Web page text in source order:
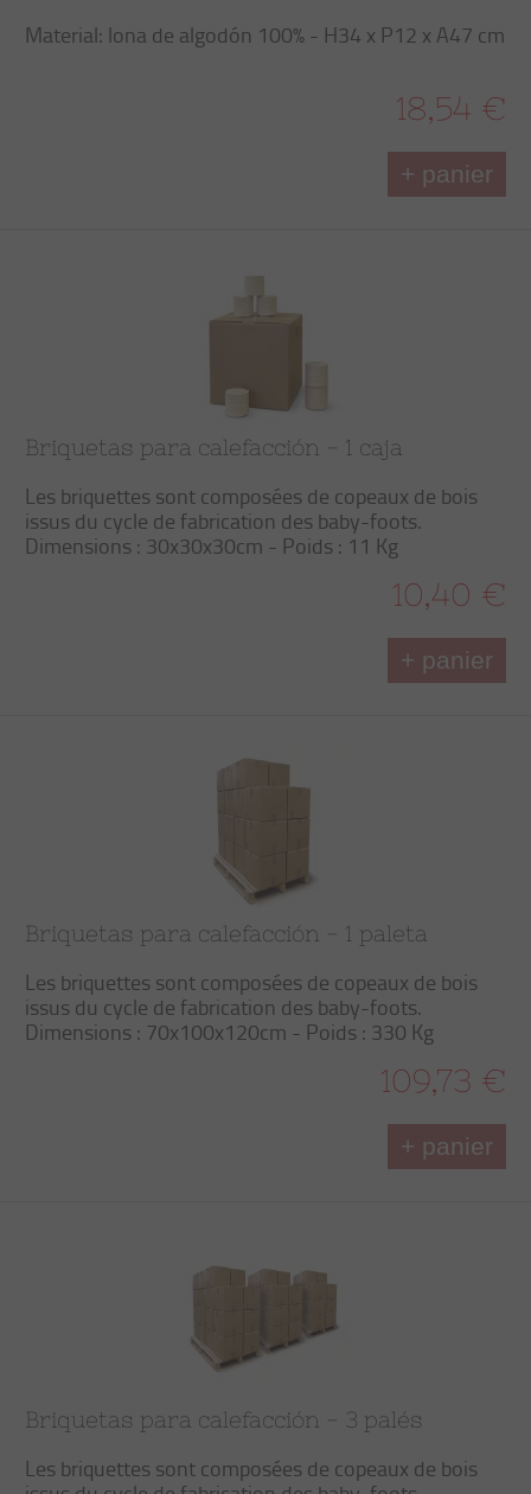
Material: lona de algodón 100% - H34 x P12 x A47 cm
18,54 €
+ panier
Briquetas para calefacción - 1 caja
Les briquettes sont composées de copeaux de bois
issus du cycle de fabrication des baby-foots.
Dimensions : 30x30x30cm - Poids : 11 Kg
10,40 €
+ panier
Briquetas para calefacción - 1 paleta
Les briquettes sont composées de copeaux de bois
issus du cycle de fabrication des baby-foots.
Dimensions : 70x100x120cm - Poids : 330 Kg
109,73 €
+ panier
Briquetas para calefacción - 3 palés
Les briquettes sont composées de copeaux de bois